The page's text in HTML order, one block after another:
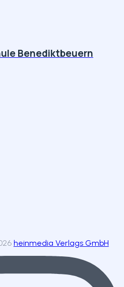
Benediktbeuern
heinmedia Verlags GmbH